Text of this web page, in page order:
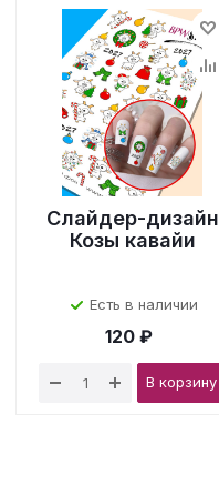
Слайдер-дизайн
Козы кавайи
Есть в наличии
120 ₽
В корзину